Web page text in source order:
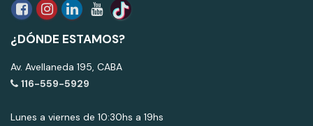
¿DÓNDE ESTAMOS?
Av. Avellaneda 195, CABA
116-559-5929
Lunes a viernes de 10:30hs a 19hs